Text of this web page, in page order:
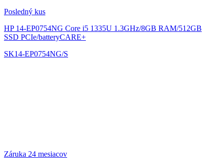
Posledný kus
HP 14-EP0754NG Core i5 1335U 1.3GHz/8GB RAM/512GB
SSD PCIe/batteryCARE+
SK14-EP0754NG/S
Záruka 24 mesiacov